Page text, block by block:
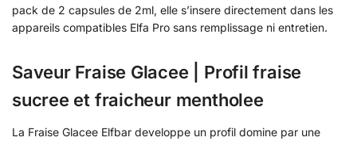
pack de 2 capsules de 2ml, elle s’insere directement dans les
appareils compatibles Elfa Pro sans remplissage ni entretien.
Saveur Fraise Glacee | Profil fraise
sucree et fraicheur mentholee
La Fraise Glacee Elfbar developpe un profil domine par une